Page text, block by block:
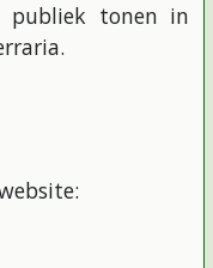
publiek tonen in